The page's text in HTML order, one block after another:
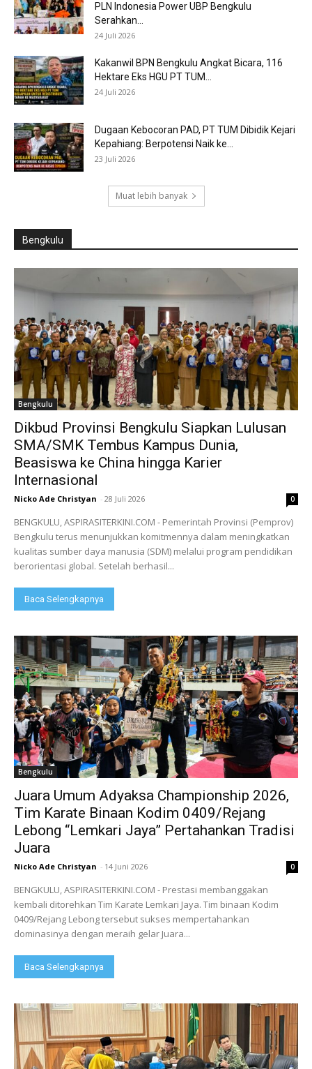
PLN Indonesia Power UBP Bengkulu
Serahkan...
24 Juli 2026
Kakanwil BPN Bengkulu Angkat Bicara, 116
Hektare Eks HGU PT TUM...
24 Juli 2026
Dugaan Kebocoran PAD, PT TUM Dibidik Kejari
Kepahiang: Berpotensi Naik ke...
23 Juli 2026
Muat lebih banyak
Bengkulu
Bengkulu
Dikbud Provinsi Bengkulu Siapkan Lulusan
SMA/SMK Tembus Kampus Dunia,
Beasiswa ke China hingga Karier
Internasional
Nicko Ade Christyan - 28 Juli 2026 0
BENGKULU, ASPIRASITERKINI.COM - Pemerintah Provinsi (Pemprov)
Bengkulu terus menunjukkan komitmennya dalam meningkatkan
kualitas sumber daya manusia (SDM) melalui program pendidikan
berorientasi global. Setelah berhasil...
Baca Selengkapnya
Bengkulu
Juara Umum Adyaksa Championship 2026,
Tim Karate Binaan Kodim 0409/Rejang
Lebong “Lemkari Jaya” Pertahankan Tradisi
Juara
Nicko Ade Christyan - 14 Juni 2026 0
BENGKULU, ASPIRASITERKINI.COM - Prestasi membanggakan
kembali ditorehkan Tim Karate Lemkari Jaya. Tim binaan Kodim
0409/Rejang Lebong tersebut sukses mempertahankan
dominasinya dengan meraih gelar Juara...
Baca Selengkapnya